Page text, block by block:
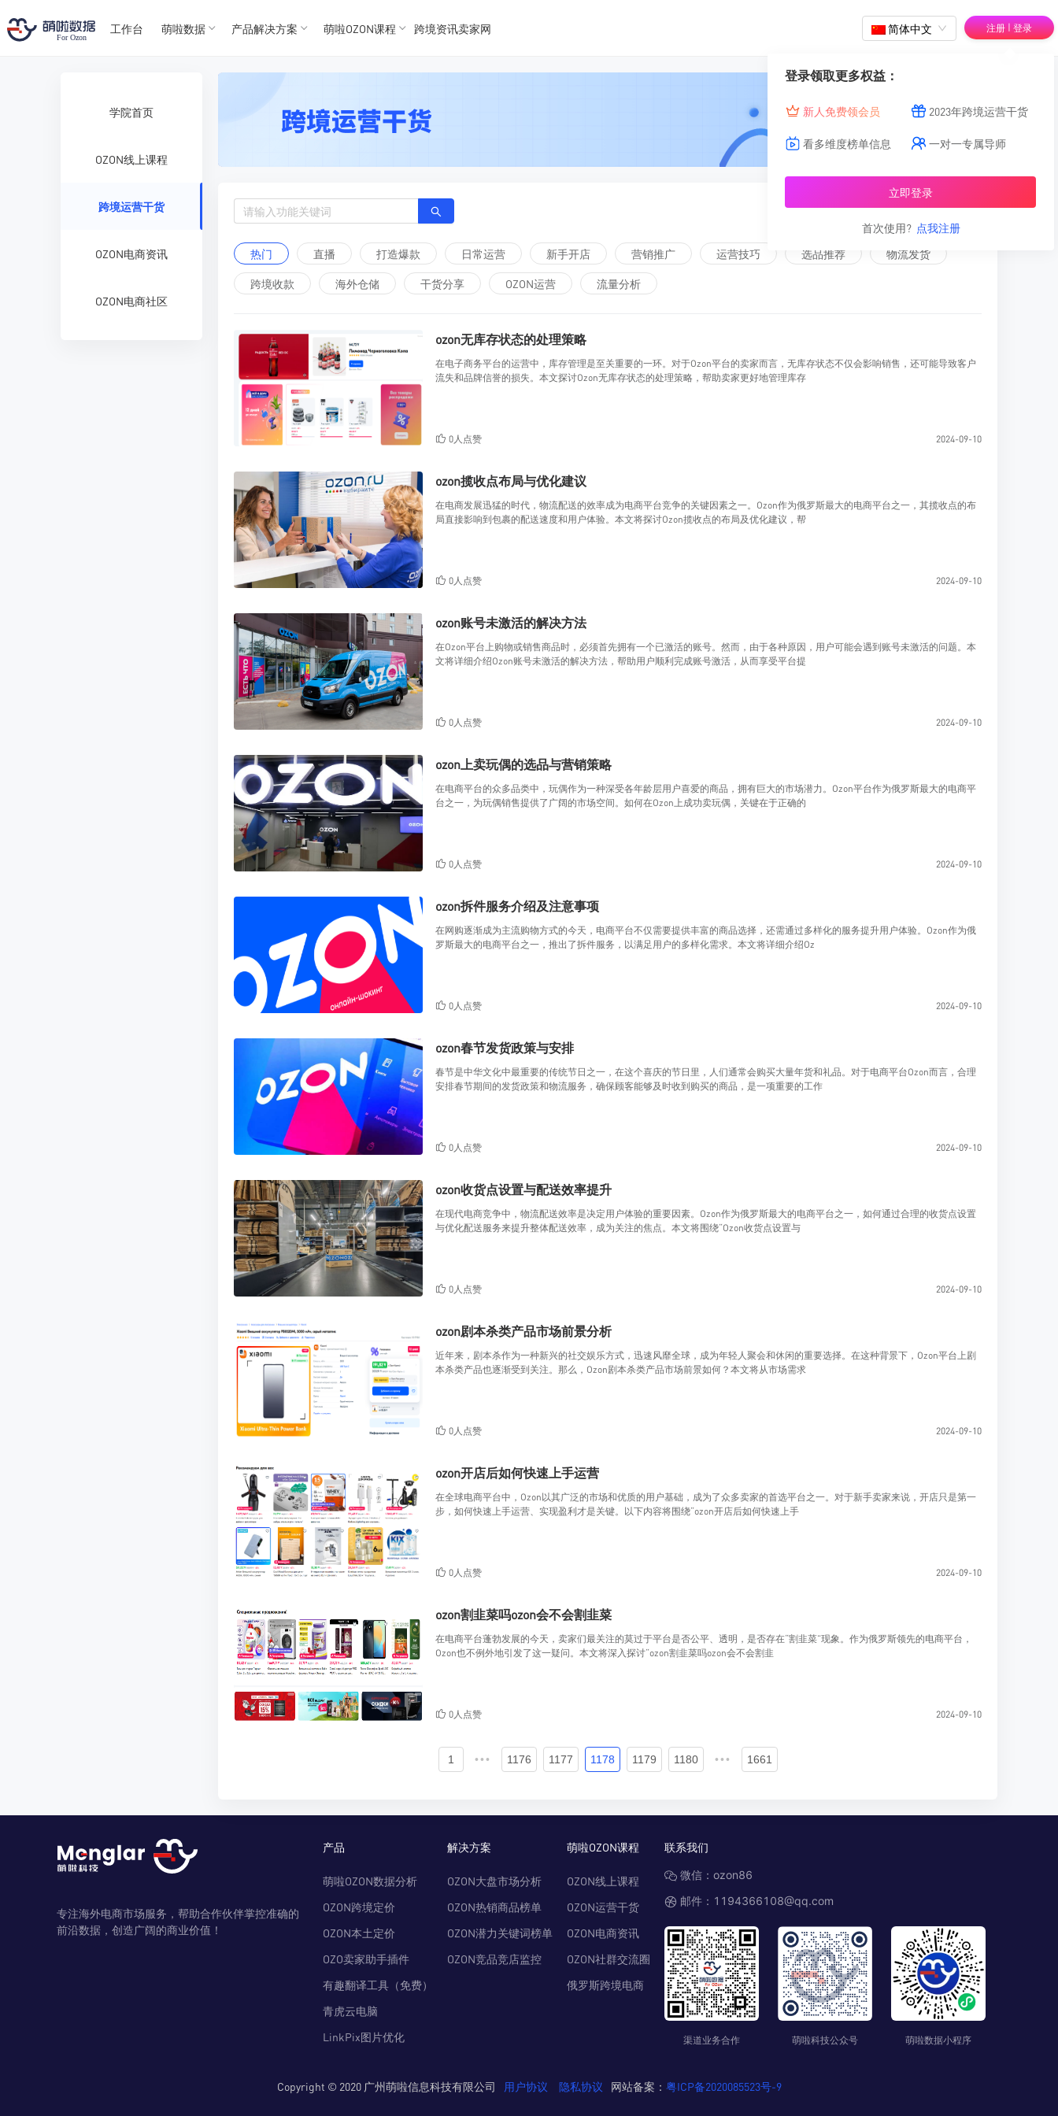
For Ozon
For OZon
TK数据
TK数据
工作台 萌啦数据 产品解决方案 萌啦OZON课程 跨境资讯卖家网 简体中文 注册 | 登录
登录领取更多权益：
新人免费领会员 2023年跨境运营干货
看多维度榜单信息 一对一专属导师
立即登录
首次使用? 点我注册
学院首页
OZON线上课程
跨境运营干货
OZON电商资讯
OZON电商社区
热门 直播 打造爆款 日常运营 新手开店 营销推广 运营技巧 选品推荐 物流发货
跨境收款 海外仓储 干货分享 OZON运营 流量分析
ozon无库存状态的处理策略
在电子商务平台的运营中，库存管理是至关重要的一环。对于Ozon平台的卖家而言，无库存状态不仅会影响销售，还可能导致客户
流失和品牌信誉的损失。本文探讨Ozon无库存状态的处理策略，帮助卖家更好地管理库存
0人点赞 2024-09-10
ozon揽收点布局与优化建议
在电商发展迅猛的时代，物流配送的效率成为电商平台竞争的关键因素之一。Ozon作为俄罗斯最大的电商平台之一，其揽收点的布
局直接影响到包裹的配送速度和用户体验。本文将探讨Ozon揽收点的布局及优化建议，帮
0人点赞 2024-09-10
ozon账号未激活的解决方法
在Ozon平台上购物或销售商品时，必须首先拥有一个已激活的账号。然而，由于各种原因，用户可能会遇到账号未激活的问题。本
文将详细介绍Ozon账号未激活的解决方法，帮助用户顺利完成账号激活，从而享受平台提
0人点赞 2024-09-10
ozon上卖玩偶的选品与营销策略
在电商平台的众多品类中，玩偶作为一种深受各年龄层用户喜爱的商品，拥有巨大的市场潜力。Ozon平台作为俄罗斯最大的电商平
台之一，为玩偶销售提供了广阔的市场空间。如何在Ozon上成功卖玩偶，关键在于正确的
0人点赞 2024-09-10
ozon拆件服务介绍及注意事项
在网购逐渐成为主流购物方式的今天，电商平台不仅需要提供丰富的商品选择，还需通过多样化的服务提升用户体验。Ozon作为俄
罗斯最大的电商平台之一，推出了拆件服务，以满足用户的多样化需求。本文将详细介绍Oz
0人点赞 2024-09-10
ozon春节发货政策与安排
春节是中华文化中最重要的传统节日之一，在这个喜庆的节日里，人们通常会购买大量年货和礼品。对于电商平台Ozon而言，合理
安排春节期间的发货政策和物流服务，确保顾客能够及时收到购买的商品，是一项重要的工作
0人点赞 2024-09-10
ozon收货点设置与配送效率提升
在现代电商竞争中，物流配送效率是决定用户体验的重要因素。Ozon作为俄罗斯最大的电商平台之一，如何通过合理的收货点设置
与优化配送服务来提升整体配送效率，成为关注的焦点。本文将围绕“Ozon收货点设置与
0人点赞 2024-09-10
ozon剧本杀类产品市场前景分析
近年来，剧本杀作为一种新兴的社交娱乐方式，迅速风靡全球，成为年轻人聚会和休闲的重要选择。在这种背景下，Ozon平台上剧
本杀类产品也逐渐受到关注。那么，Ozon剧本杀类产品市场前景如何？本文将从市场需求
0人点赞 2024-09-10
ozon开店后如何快速上手运营
在全球电商平台中，Ozon以其广泛的市场和优质的用户基础，成为了众多卖家的首选平台之一。对于新手卖家来说，开店只是第一
步，如何快速上手运营、实现盈利才是关键。以下内容将围绕“ozon开店后如何快速上手
0人点赞 2024-09-10
ozon割韭菜吗ozon会不会割韭菜
在电商平台蓬勃发展的今天，卖家们最关注的莫过于平台是否公平、透明，是否存在“割韭菜”现象。作为俄罗斯领先的电商平台，
Ozon也不例外地引发了这一疑问。本文将深入探讨“ozon割韭菜吗ozon会不会割韭
0人点赞 2024-09-10
1 ••• 1176 1177 1178 1179 1180 ••• 1661
专注海外电商市场服务，帮助合作伙伴掌控准确的
前沿数据，创造广阔的商业价值！
产品
萌啦OZON数据分析
OZON跨境定价
OZON本土定价
OZO卖家助手插件
有趣翻译工具（免费）
青虎云电脑
LinkPix图片优化
解决方案
OZON大盘市场分析
OZON热销商品榜单
OZON潜力关键词榜单
OZON竞品竞店监控
萌啦OZON课程
OZON线上课程
OZON运营干货
OZON电商资讯
OZON社群交流圈
俄罗斯跨境电商
联系我们
微信：ozon86
邮件：1194366108@qq.com
渠道业务合作 萌啦科技公众号 萌啦数据小程序
Copyright © 2020 广州萌啦信息科技有限公司 用户协议 隐私协议 网站备案： 粤ICP备2020085523号-9